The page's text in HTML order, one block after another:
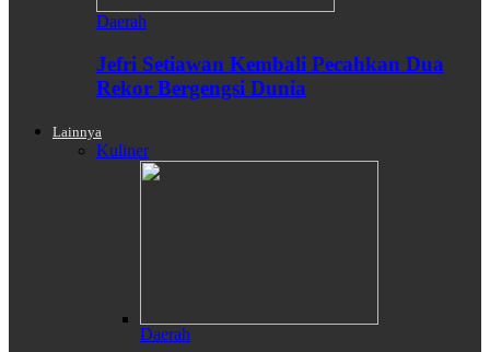
Daerah
Jefri Setiawan Kembali Pecahkan Dua
Rekor Bergengsi Dunia
Lainnya
Kuliner
Daerah